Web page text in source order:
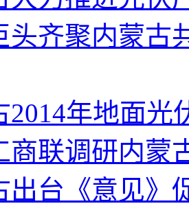
头齐聚内蒙古
2014年地面光
商联调研内蒙
出台《意见》